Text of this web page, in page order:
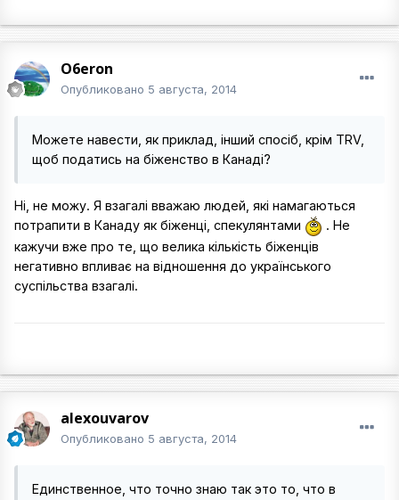
O6eron
Опубликовано 5 августа, 2014
Можете навести, як приклад, інший спосіб, крім TRV,
щоб податись на біженство в Канаді?
Ні, не можу. Я взагалі вважаю людей, які намагаються
потрапити в Канаду як біженці, спекулянтами
. Не
кажучи вже про те, що велика кількість біженців
негативно впливає на відношення до українського
суспільства взагалі.
alexouvarov
Опубликовано 5 августа, 2014
Единственное, что точно знаю так это то, что в